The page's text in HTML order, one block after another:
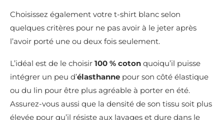
Choisissez également votre t-shirt blanc selon
quelques critères pour ne pas avoir à le jeter après
l’avoir porté une ou deux fois seulement.
L’idéal est de le choisir 100 % coton quoiqu’il puisse
intégrer un peu d’élasthanne pour son côté élastique
ou du lin pour être plus agréable à porter en été.
Assurez-vous aussi que la densité de son tissu soit plus
élevée pour qu’il résiste aux lavages et dure dans le